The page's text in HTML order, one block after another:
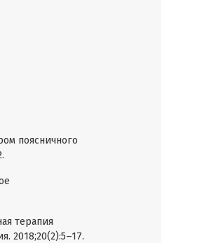
поясничного
терапия
2018;20(2):5–17.